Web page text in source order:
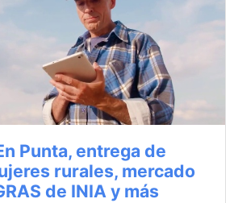
Punta, entrega de
rurales, mercado
de INIA y más